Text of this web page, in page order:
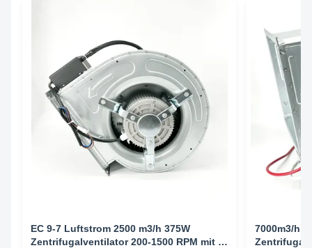
EC 9-7 Luftstrom 2500 m3/h 375W
Zentrifugalventilator 200-1500 RPM mit 0-
7000m3/h